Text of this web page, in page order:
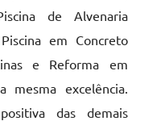
de Alvenaria
em Concreto
e Reforma em
mesma excelência.
das demais